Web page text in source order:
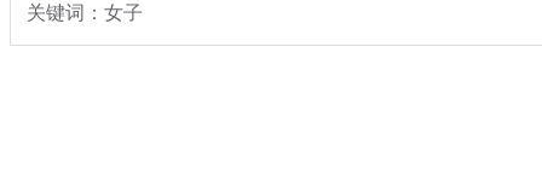
关键词：女子